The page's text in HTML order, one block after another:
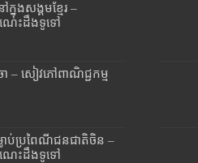
ងសង្គមខ្មែរ –
េះដឹងទូទៅ
– សៀវភៅពាណិជ្ជកម្ម
ាប់ប្រពៃណីជនជាតិចិន –
េះដឹងទូទៅ